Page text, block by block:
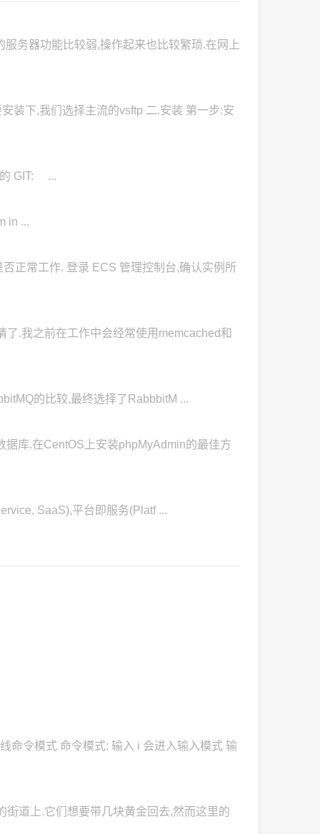
务器功能比较弱,操作起来也比较繁琐.在网上
装下,我们选择主流的vsftp 二.安装 第一步:安
GIT: ...
in ...
正常工作. 登录 ECS 管理控制台,确认实例所
.我之前在工作中会经常使用memcached和
的比较,最终选择了RabbbitM ...
库.在CentOS上安装phpMyAdmin的最佳方
SaaS),平台即服务(Platf ...
命令模式 命令模式: 输入 i 会进入输入模式 输
街道上.它们想要带几块黄金回去,然而这里的